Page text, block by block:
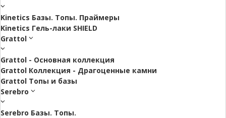
Kinetics Базы. Топы. Праймеры
Kinetics Гель-лаки SHIELD
Grattol
Grattol - Oснoвнaя коллекция
Grattol Коллекция - Драгоценные камни
Grattol Топы и базы
Serebro
Serebro Базы. Топы.